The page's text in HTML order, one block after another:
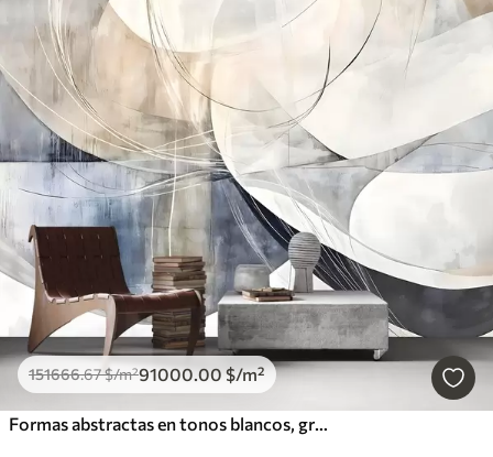
151666.67$/m²91000.00$/m²
Formas abstractas en tonos blancos, grises, beige y azules sobre un fondo de textura difuminada